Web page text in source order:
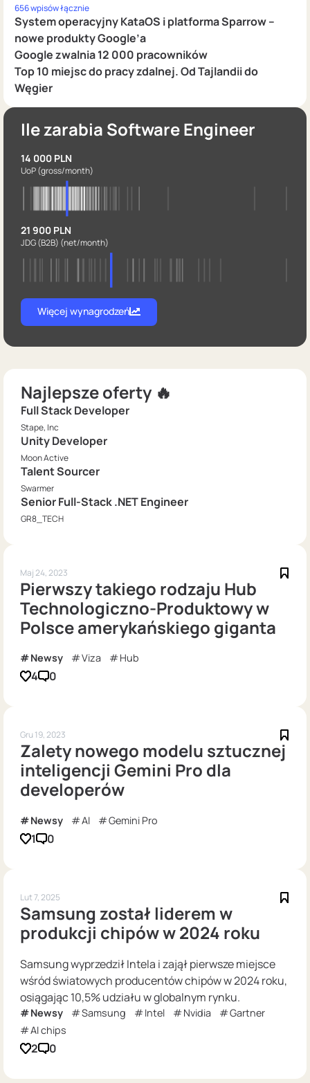
656 wpisów łącznie
System operacyjny KataOS i platforma Sparrow –
nowe produkty Google’a
Google zwalnia 12 000 pracowników
Top 10 miejsc do pracy zdalnej. Od Tajlandii do
Węgier
Ile zarabia Software Engineer
14 000 PLN
UoP(gross/month)
21 900 PLN
JDG (B2B) (net/month)
Więcej wynagrodzeń
Najlepsze oferty 🔥
Full Stack Developer
Stape, Inc
Unity Developer
Moon Active
Talent Sourcer
Swarmer
Senior Full-Stack .NET Engineer
GR8_TECH
Maj 24, 2023
Pierwszy takiego rodzaju Hub
Technologiczno-Produktowy w
Polsce amerykańskiego giganta
Newsy Viza Hub
4 0
Gru 19, 2023
Zalety nowego modelu sztucznej
inteligencji Gemini Pro dla
developerów
Newsy AI Gemini Pro
1 0
Lut 7, 2025
Samsung został liderem w
produkcji chipów w 2024 roku
Samsung wyprzedził Intela i zajął pierwsze miejsce
wśród światowych producentów chipów w 2024 roku,
osiągając 10,5% udziału w globalnym rynku.
Newsy Samsung Intel Nvidia
Gartner
AI chips
2 0